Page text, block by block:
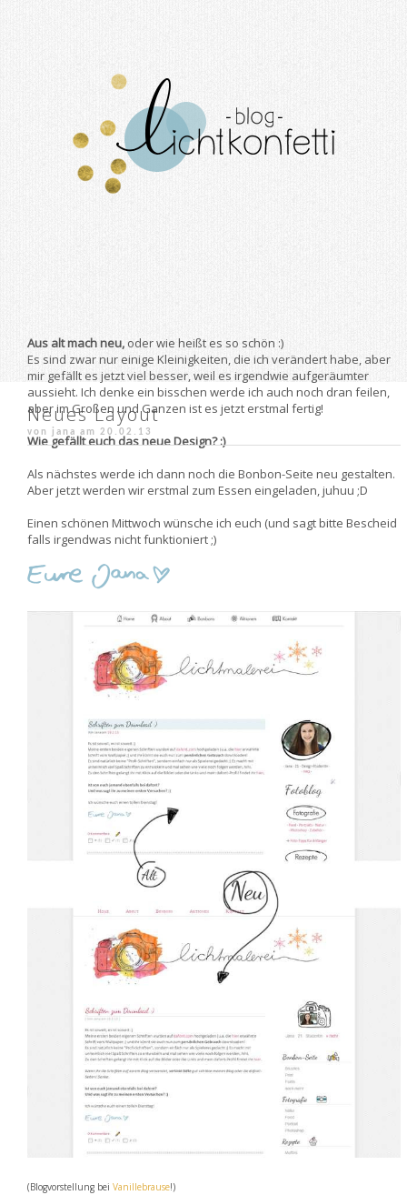
Neues Layout
von jana am 20.02.13
Aus alt mach neu, oder wie heißt es so schön :)
Es sind zwar nur einige Kleinigkeiten, die ich verändert habe, aber
mir gefällt es jetzt viel besser, weil es irgendwie aufgeräumter
aussieht. Ich denke ein bisschen werde ich auch noch dran feilen,
aber im Großen und Ganzen ist es jetzt erstmal fertig!
Wie gefällt euch das neue Design? :)
Als nächstes werde ich dann noch die Bonbon-Seite neu gestalten.
Aber jetzt werden wir erstmal zum Essen eingeladen, juhuu ;D
Einen schönen Mittwoch wünsche ich euch (und sagt bitte Bescheid
falls irgendwas nicht funktioniert ;)
(Blogvorstellung bei Vanillebrause!)